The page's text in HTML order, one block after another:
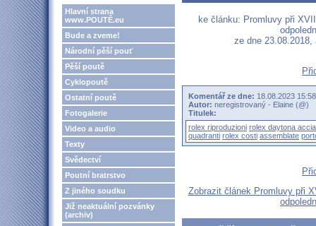
Hlavní strana
www.POUTĚ.eu
Bude a zveme!
Národní pěší pouť
Pěší poutě
Cyklopoutě
Ostatní poutě
Fotogalerie
Video a audio
Texty
Svědectví
Poutní bratrstvo
Z jiného soudku
Již neaktuální pozvánky
(archiv)
ke článku: Promluvy při
ze dne
Komentář ze dne: 18.08.2023
Autor: neregistrovaný - Elaine (@)
Titulek:
rolex riproduzioni rolex daytona
quadranti rolex costi assemblate
Zobrazit článek Promluvy při